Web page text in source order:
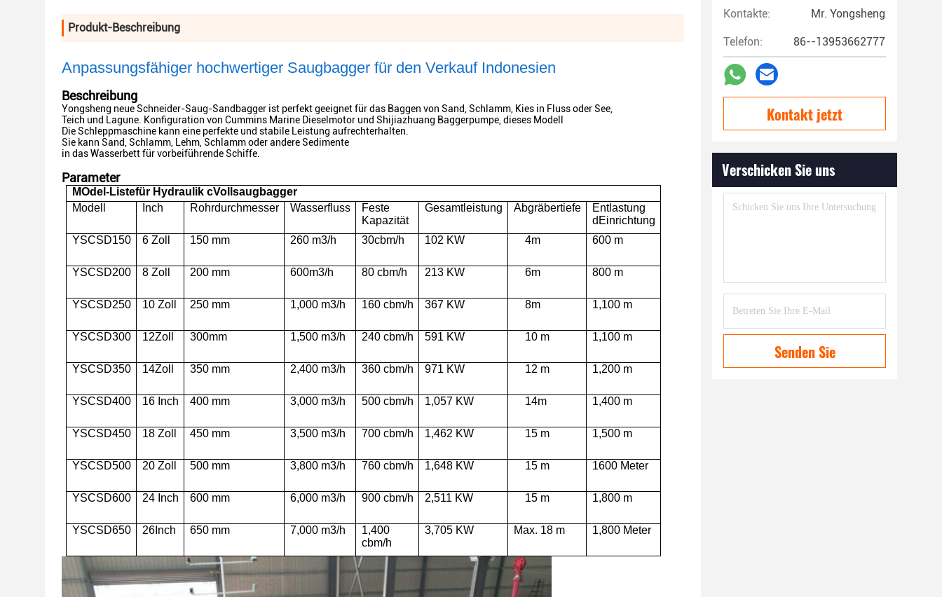
Produkt-Beschreibung
Anpassungsfähiger hochwertiger Saugbagger für den Verkauf Indonesien
Beschreibung
Yongsheng neue Schneider-Saug-Sandbagger ist perfekt geeignet für das Baggen von Sand, Schlamm, Kies in Fluss oder See,
Teich und Lagune. Konfiguration von Cummins Marine Dieselmotor und Shijiazhuang Baggerpumpe, dieses Modell
Die Schleppmaschine kann eine perfekte und stabile Leistung aufrechterhalten.
Sie kann Sand, Schlamm, Lehm, Schlamm oder andere Sedimente
in das Wasserbett für vorbeiführende Schiffe.
Parameter
MOdel-Listefür Hydraulik cVollsaugbagger
Modell
Inch Rohrdurchmesser Wasserfluss
Feste
Kapazität
Gesamtleistung Abgräbertiefe
Entlastung
d Einrichtung
YSCSD150
6 Zoll 150 mm 260 m3/h 30cbm/h 102 KW 4m 600 m
YSCSD200 8 Zoll 200 mm 600m3/h 80 cbm/h 213 KW 6m 800 m
YSCSD250 10 Zoll 250 mm 1,000 m3/h 160 cbm/h 367 KW 8m 1,100 m
YSCSD300 12Zoll 300mm 1,500 m3/h 240 cbm/h 591 KW 10 m 1,100 m
YSCSD350 14Zoll 350 mm 2,400 m3/h 360 cbm/h 971 KW 12 m 1,200 m
YSCSD400 16 Inch 400 mm 3,000 m3/h 500 cbm/h 1,057 KW 14m 1,400 m
YSCSD450 18 Zoll 450 mm 3,500 m3/h 700 cbm/h 1,462 KW 15 m 1,500 m
YSCSD500 20 Zoll 500 mm 3,800 m3/h 760 cbm/h 1,648 KW 15 m 1600 Meter
YSCSD600 24 Inch 600 mm 6,000 m3/h 900 cbm/h 2,511 KW 15 m 1,800 m
YSCSD650 26Inch 650 mm 7,000 m3/h 1,400
cbm/h
3,705 KW Max. 18 m 1,800 Meter
Kontakte: Mr. Yongsheng
Telefon: 86--13953662777
Kontakt jetzt
Verschicken Sie uns
Senden Sie